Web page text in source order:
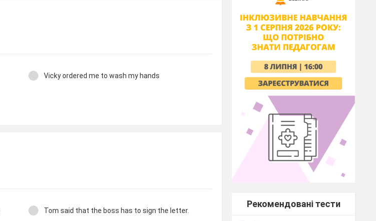
Vicky ordered me to wash my hands
Tom said that the boss has to sign the letter.
Рекомендовані тести